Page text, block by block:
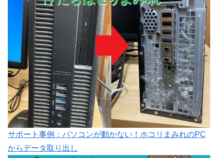
サポート事例：パソコンが動かない！ホコリまみれのPC
からデータ取り出し